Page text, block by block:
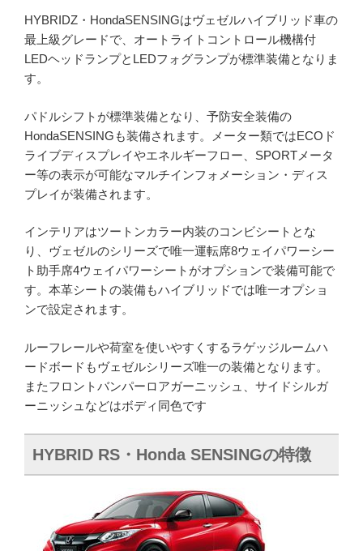
HYBRIDZ・HondaSENSINGはヴェゼルハイブリッド車の
最上級グレードで、オートライトコントロール機構付
LEDヘッドランプとLEDフォグランプが標準装備となりま
す。
パドルシフトが標準装備となり、予防安全装備の
HondaSENSINGも装備されます。メーター類ではECOド
ライブディスプレイやエネルギーフロー、SPORTメータ
ー等の表示が可能なマルチインフォメーション・ディス
プレイが装備されます。
インテリアはツートンカラー内装のコンビシートとな
り、ヴェゼルのシリーズで唯一運転席8ウェイパワーシー
ト助手席4ウェイパワーシートがオプションで装備可能で
す。本革シートの装備もハイブリッドでは唯一オプショ
ンで設定されます。
ルーフレールや荷室を使いやすくするラゲッジルームハ
ードボードもヴェゼルシリーズ唯一の装備となります。
またフロントバンパーロアガーニッシュ、サイドシルガ
ーニッシュなどはボディ同色です
HYBRID RS・Honda SENSINGの特徴